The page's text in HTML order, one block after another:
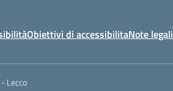
Obiettivi di accessibilitaNote legali
Lecco